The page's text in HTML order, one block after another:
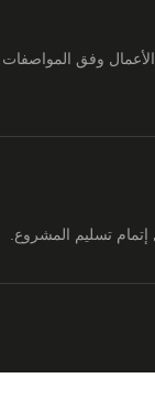
المواصفات
المشروع.